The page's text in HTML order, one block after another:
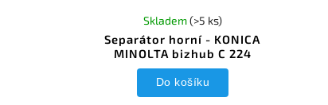
Separátor horní - KONICA
MINOLTA bizhub C 224
Skladem(>5 ks)
Do košíku